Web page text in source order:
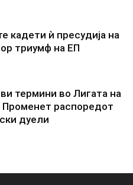
кадети ѝ пресудија на
триумф на ЕП
термини во Лигата на
распоредот
дуели